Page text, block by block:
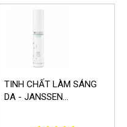
TINH CHẤT LÀM SÁNG
DA - JANSSEN...